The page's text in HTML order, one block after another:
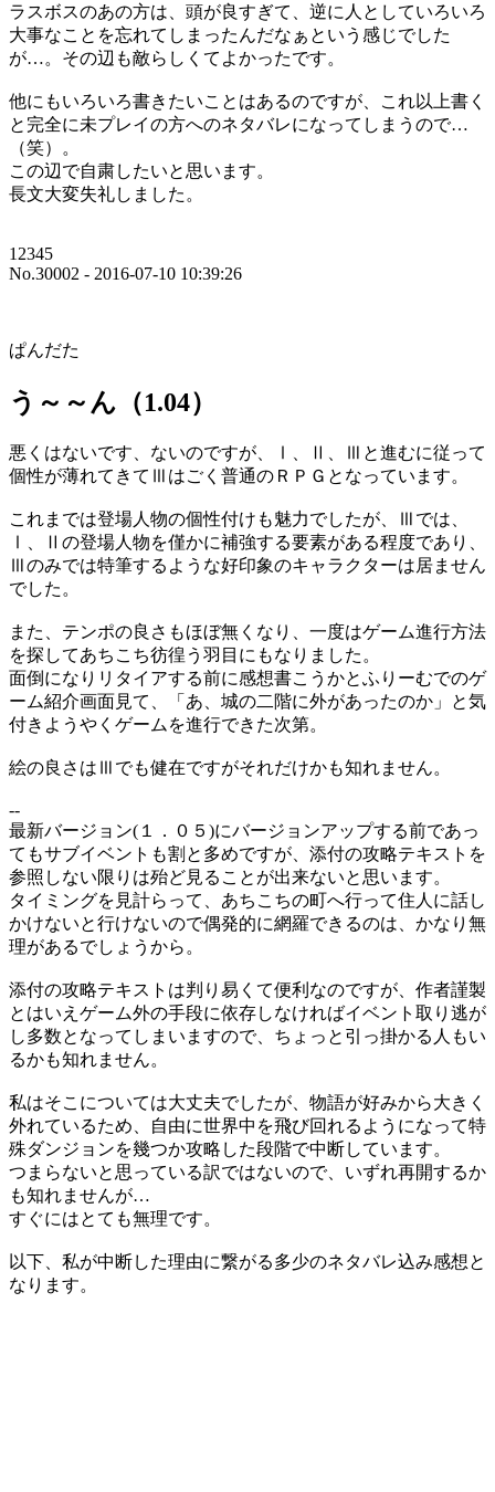
ラスボスのあの方は、頭が良すぎて、逆に人としていろいろ
大事なことを忘れてしまったんだなぁという感じでした
が…。その辺も敵らしくてよかったです。
他にもいろいろ書きたいことはあるのですが、これ以上書く
と完全に未プレイの方へのネタバレになってしまうので…
（笑）。
この辺で自粛したいと思います。
長文大変失礼しました。
12345
No.30002 - 2016-07-10 10:39:26
ぱんだた
う～～ん（1.04）
悪くはないです、ないのですが、Ⅰ、Ⅱ、Ⅲと進むに従って
個性が薄れてきてⅢはごく普通のＲＰＧとなっています。
これまでは登場人物の個性付けも魅力でしたが、Ⅲでは、
Ⅰ、Ⅱの登場人物を僅かに補強する要素がある程度であり、
Ⅲのみでは特筆するような好印象のキャラクターは居ません
でした。
また、テンポの良さもほぼ無くなり、一度はゲーム進行方法
を探してあちこち彷徨う羽目にもなりました。
面倒になりリタイアする前に感想書こうかとふりーむでのゲ
ーム紹介画面見て、「あ、城の二階に外があったのか」と気
付きようやくゲームを進行できた次第。
絵の良さはⅢでも健在ですがそれだけかも知れません。
--
最新バージョン(１．０５)にバージョンアップする前であっ
てもサブイベントも割と多めですが、添付の攻略テキストを
参照しない限りは殆ど見ることが出来ないと思います。
タイミングを見計らって、あちこちの町へ行って住人に話し
かけないと行けないので偶発的に網羅できるのは、かなり無
理があるでしょうから。
添付の攻略テキストは判り易くて便利なのですが、作者謹製
とはいえゲーム外の手段に依存しなければイベント取り逃が
し多数となってしまいますので、ちょっと引っ掛かる人もい
るかも知れません。
私はそこについては大丈夫でしたが、物語が好みから大きく
外れているため、自由に世界中を飛び回れるようになって特
殊ダンジョンを幾つか攻略した段階で中断しています。
つまらないと思っている訳ではないので、いずれ再開するか
も知れませんが…
すぐにはとても無理です。
以下、私が中断した理由に繋がる多少のネタバレ込み感想と
なります。